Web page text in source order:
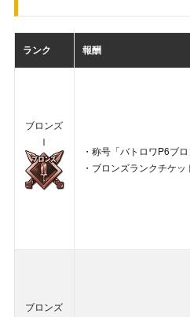
ランク 報酬
ブロンズ
Ⅰ
・称号「バトロワP6ブ
・ブロンズランクチケッ
ブロンズ